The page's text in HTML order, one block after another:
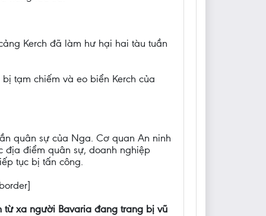
Kerch đã làm hư hại hai tàu tuần
tạm chiếm và eo biển Kerch của
quân sự của Nga. Cơ quan An ninh
địa điểm quân sự, doanh nghiệp
tục bị tấn công.
từ xa người Bavaria đang trang bị vũ